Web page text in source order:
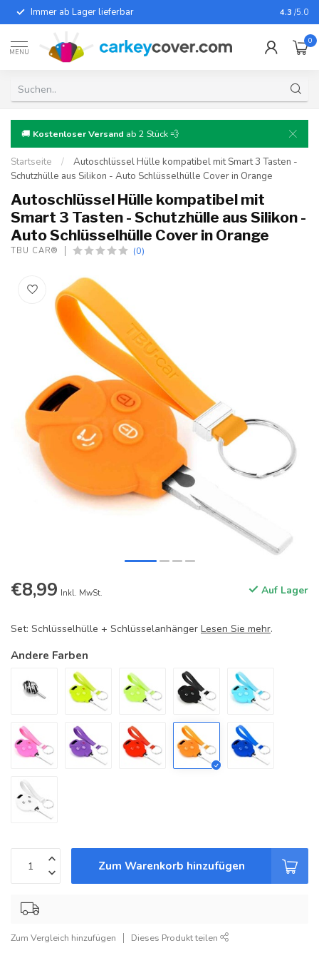
Immer ab Lager lieferbar Für fast
4.3 /5.0
MENU
0
🚚 Kostenloser Versand ab 2 Stück 💨
Startseite /
Autoschlüssel Hülle kompatibel mit Smart 3 Tasten -
Schutzhülle aus Silikon - Auto Schlüsselhülle Cover in Orange
Autoschlüssel Hülle kompatibel mit
Smart 3 Tasten - Schutzhülle aus Silikon -
Auto Schlüsselhülle Cover in Orange
TBU CAR® (0)
€8,99 Inkl. MwSt. Auf Lager
Set: Schlüsselhülle + Schlüsselanhänger Lesen Sie mehr.
Andere Farben
Zum Warenkorb hinzufügen
Zum Vergleich hinzufügen Dieses Produkt teilen